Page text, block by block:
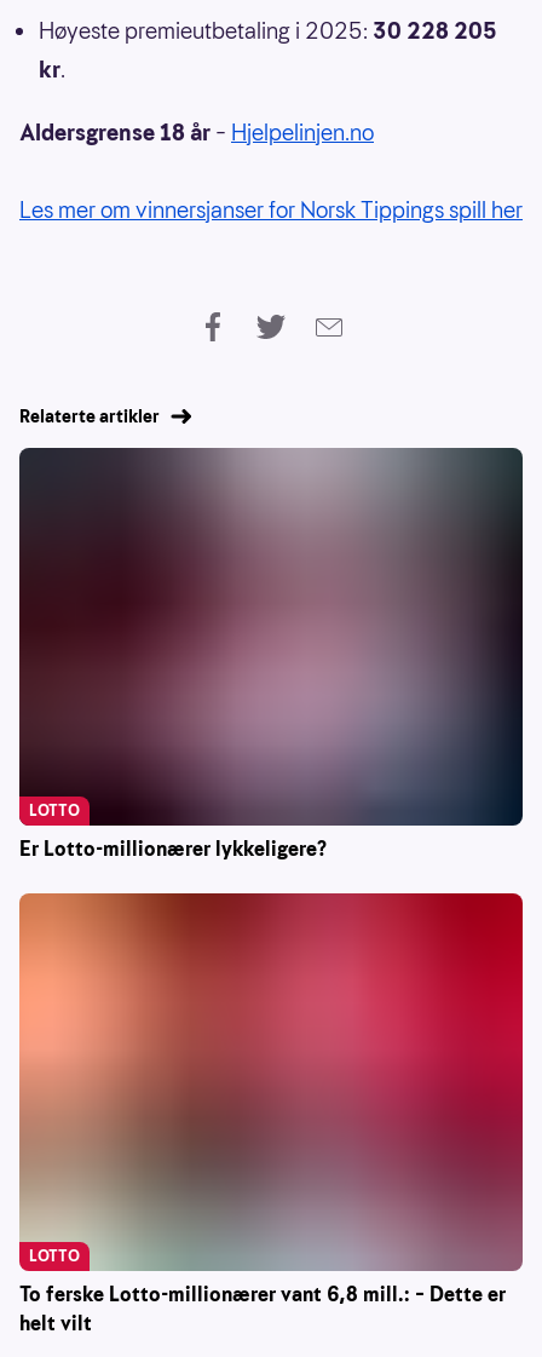
Høyeste premieutbetaling i 2025: 30 228 205
kr.
Aldersgrense 18 år – Hjelpelinjen.no
Les mer om vinnersjanser for Norsk Tippings spill her
Relaterte artikler
Er Lotto-millionærer lykkeligere?
LOTTO
To ferske Lotto-millionærer vant 6,8 mill.: – Dette er
helt vilt
LOTTO